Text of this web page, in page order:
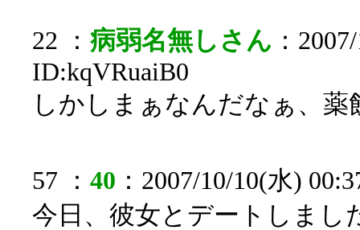
22 ： 病弱名無しさん ：
ID:kqVRuaiB0
しかしまぁなんだなぁ、
57 ： 40 ：2007/10/10(水)
今日、彼女とデートしまし